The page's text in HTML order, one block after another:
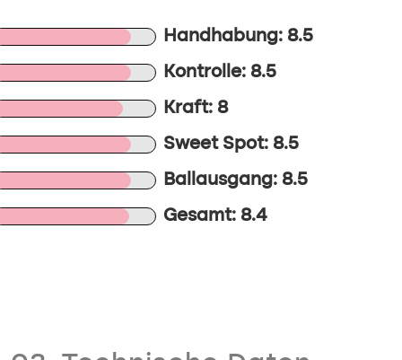
Handhabung: 8.5
Kontrolle: 8.5
Kraft: 8
Sweet Spot: 8.5
Ballausgang: 8.5
Gesamt: 8.4